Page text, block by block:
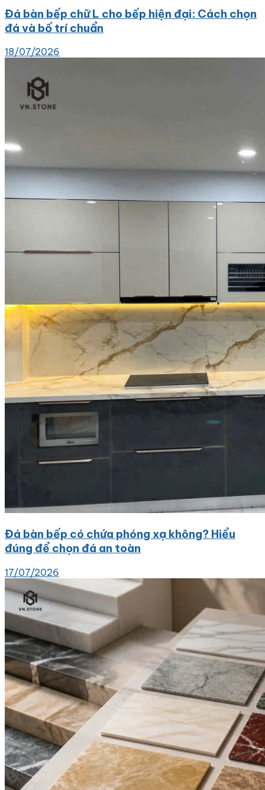
Đá bàn bếp chữ L cho bếp hiện đại: Cách chọn
đá và bố trí chuẩn
18/07/2026
Đá bàn bếp có chứa phóng xạ không? Hiểu
đúng để chọn đá an toàn
17/07/2026